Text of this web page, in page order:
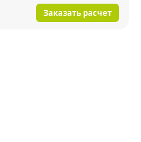
Заказать расчет